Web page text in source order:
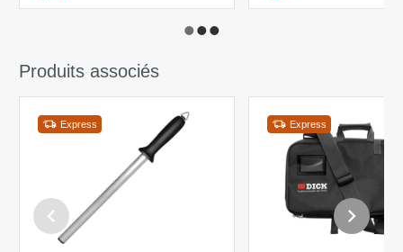
Produits associés
Express Express